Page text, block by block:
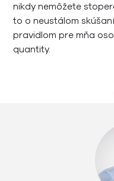
nikdy nemôžete
to o neustálom
pravidlom pre mňa
quantity.